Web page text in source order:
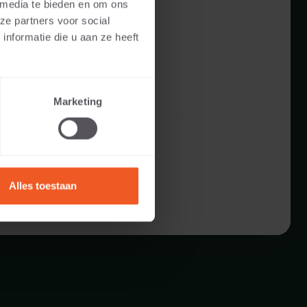
te bieden en om ons
partners voor social
die u aan ze heeft
Marketing
Alles toestaan